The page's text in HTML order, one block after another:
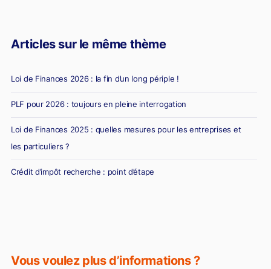
Vous voulez plus d’informations ?
Articles sur le même thème
Loi de Finances 2026 : la fin d’un long périple !
PLF pour 2026 : toujours en pleine interrogation
Loi de Finances 2025 : quelles mesures pour les entreprises et
les particuliers ?
Crédit d’impôt recherche : point d’étape